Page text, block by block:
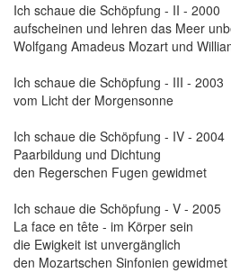
Ich schaue die Schöpfung - II - 2000
aufscheinen und lehren das Meer
Wolfgang Amadeus Mozart und
Ich schaue die Schöpfung - III - 2003
vom Licht der Morgensonne
Ich schaue die Schöpfung - IV - 2004
Paarbildung und Dichtung
den Regerschen Fugen gewidmet
Ich schaue die Schöpfung - V - 2005
La face en tête - im Körper sein
die Ewigkeit ist unvergänglich
den Mozartschen Sinfonien gewidmet